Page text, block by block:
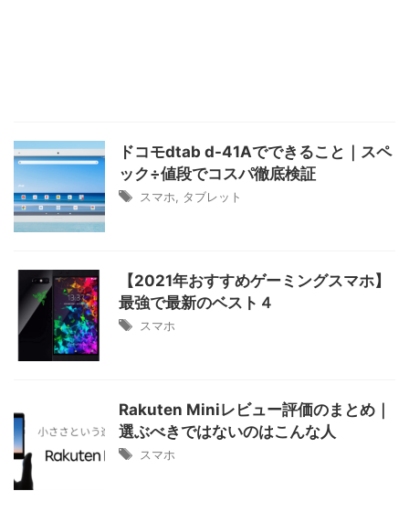
ドコモdtab d-41Aでできること｜スペ
ック÷値段でコスパ徹底検証
スマホ タブレット
【2021年おすすめゲーミングスマホ】
最強で最新のベスト４
スマホ
Rakuten Miniレビュー評価のまとめ｜
選ぶべきではないのはこんな人
スマホ